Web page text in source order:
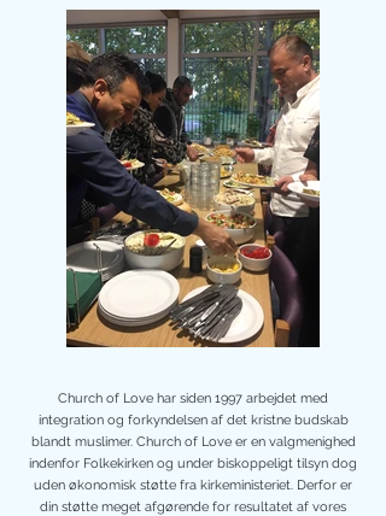
Church of Love har siden 1997 arbejdet med
integration og forkyndelsen af det kristne budskab
blandt muslimer. Church of Love er en valgmenighed
indenfor Folkekirken og under biskoppeligt tilsyn dog
uden økonomisk støtte fra kirkeministeriet. Derfor er
din støtte meget afgørende for resultatet af vores